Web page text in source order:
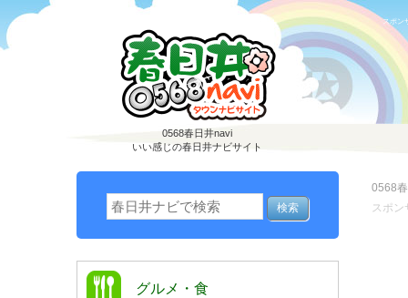
0568春日井navi
いい感じの春日井ナビサイト
スポン
0568
スポン
グルメ・食